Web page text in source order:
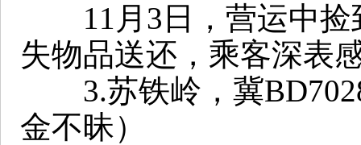
11月3日，营运中捡
失物品送还，乘客深表
3.苏铁岭，冀
金不昧）